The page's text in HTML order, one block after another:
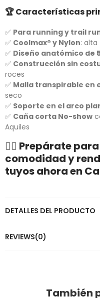
🏆Características
✅ Para running y trail
✅ Coolmax® y Nylon: alta
✅ Diseño anatómico de
✅ Construcción sin
roces
✅ Malla transpirable en
seco
✅ Soporte en el arco
✅ Caña corta No-show
Aquiles
🏃‍♂️ Prepárate
comodidad y
tuyos ahora en
DETALLES DEL PRODUCTO
REVIEWS(0)
También